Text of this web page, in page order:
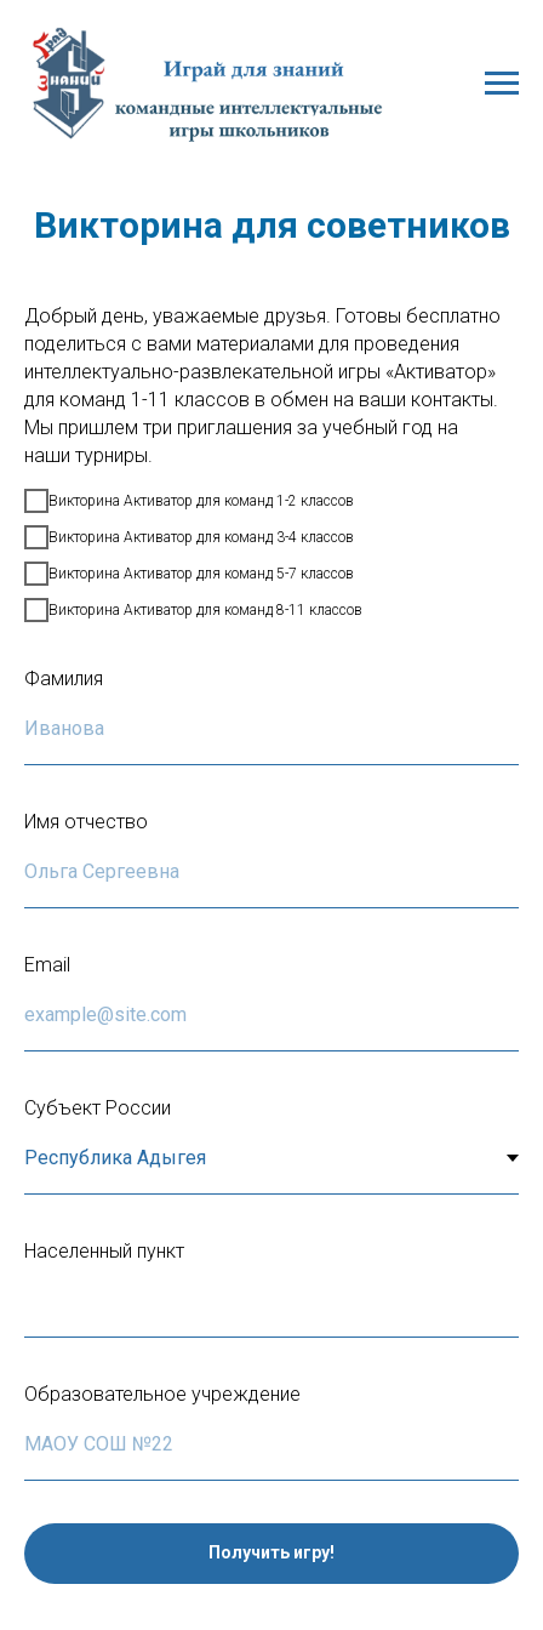
Викторина для советников
Добрый день, уважаемые друзья. Готовы бесплатно
поделиться с вами материалами для проведения
интеллектуально-развлекательной игры «Активатор»
для команд 1-11 классов в обмен на ваши контакты.
Мы пришлем три приглашения за учебный год на
наши турниры.
Викторина Активатор для команд 1-2 классов
Викторина Активатор для команд 3-4 классов
Викторина Активатор для команд 5-7 классов
Викторина Активатор для команд 8-11 классов
Фамилия
Имя отчество
Email
Субъект России
Населенный пункт
Образовательное учреждение
Получить игру!